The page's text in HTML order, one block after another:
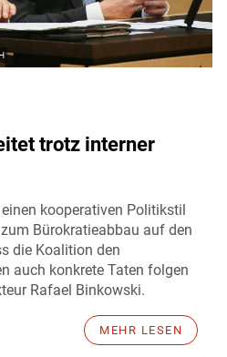
trotz interner
kooperativen Politikstil
Bürokratieabbau auf den
die Koalition den
auch konkrete Taten folgen
Rafael Binkowski.
MEHR LESEN